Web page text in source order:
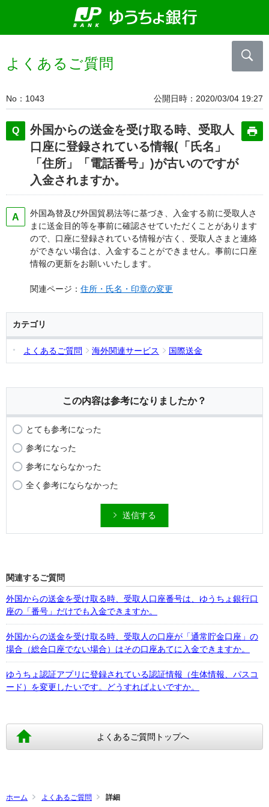
よくあるご質問
No 1043 公開日時 2020/03/04 19:27
外国からの送金を受け取る時、受取人
口座に登録されている情報(「氏名」
「住所」「電話番号」)が古いのですが
入金されますか。
外国為替及び外国貿易法等に基づき、入金する前に受取人さ
まに送金目的等を事前に確認させていただくことがあります
ので、口座に登録されている情報が古く、受取人さまと連絡
ができない場合は、入金することができません。事前に口座
情報の更新をお願いいたします。
関連ページ： 住所・氏名・印章の変更
カテゴリ
よくあるご質問 海外関連サービス 国際送金
この内容は参考になりましたか？
とても参考になった
参考になった
参考にならなかった
全く参考にならなかった
送信する
関連するご質問
外国からの送金を受け取る時、受取人口座番号は、ゆうちょ銀行口
座の「番号」だけでも入金できますか。
外国からの送金を受け取る時、受取人の口座が「通常貯金口座」の
場合（総合口座でない場合）はその口座あてに入金できますか。
ゆうちょ認証アプリに登録されている認証情報（生体情報、パスコ
ード）を変更したいです。どうすればよいですか。
よくあるご質問トップへ
ホーム よくあるご質問 詳細